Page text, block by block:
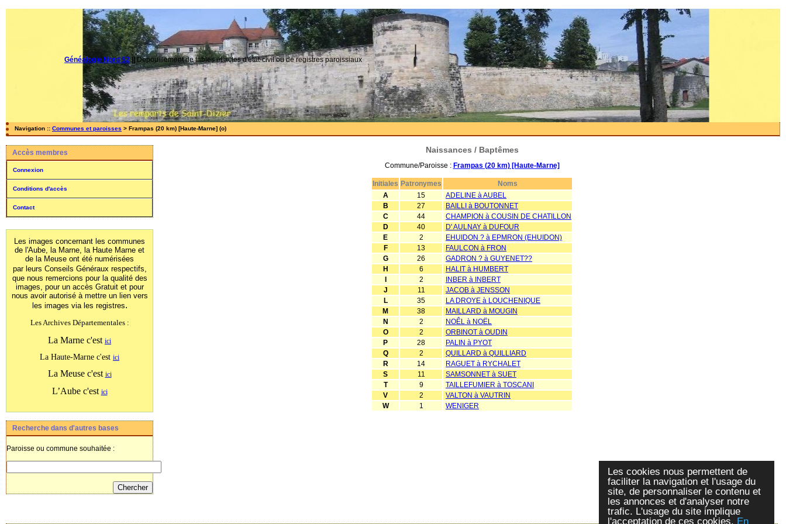
Les cookies nous permettent de
faciliter la navigation et l'usage du
site, de personnaliser le contenu et
les annonces et d'analyser notre
trafic. L'usage du site implique
l'acceptation de ces cookies. En
Généalogie Nord 52|| Dépouillement de tables et actes d'état-civil ou de registres paroissiaux
Navigation :: Communes et paroisses > Frampas (20 km) [Haute-Marne] (o)
Accès membres
Connexion
Conditions d'accès
Contact
Les images concernant les communes
de l'Aube, la Marne, la Haute Marne et
de la Meuse ont été numérisées
par leurs Conseils Généraux respectifs,
que nous remercions pour la qualité des
images, pour un accès Gratuit et pour
nous avoir autorisé à mettre un lien vers
les images via les registres.
Les Archives Départementales :
La Marne c'est ici
La Haute-Marne c'est ici
La Meuse c'est ici
L’Aube c'est ici
Recherche dans d'autres bases
Paroisse ou commune souhaitée :
Naissances / Baptêmes
Commune/Paroisse : Frampas (20 km) [Haute-Marne]
Initiales Patronymes
Noms
A
15
ADELINE à AUBEL
B
27
BAILLI à BOUTONNET
C
44
CHAMPION à COUSIN DE CHATILLON
D
40
D' AULNAY à DUFOUR
E
2
EHUIDON ? à EPMRON (EHUIDON)
F
13
FAULCON à FRON
G
26
GADRON ? à GUYENET??
H
6
HALIT à HUMBERT
2
INBER à INBERT
J
11
JACOB à JENSSON
L
35
LA DROYE à LOUCHENIQUE
M
38
MAILLARD à MOUGIN
N
2
NOÊL à NOËL
O
2
ORBINOT à OUDIN
P
28
PALIN à PYOT
Q
2
QUILLARD à QUILLIARD
R
14
RAGUET à RYCHALET
S
11
SAMSONNET à SUET
T
9
TAILLEFUMIER à TOSCANI
V
2
VALTON à VAUTRIN
W
1 WENIGER